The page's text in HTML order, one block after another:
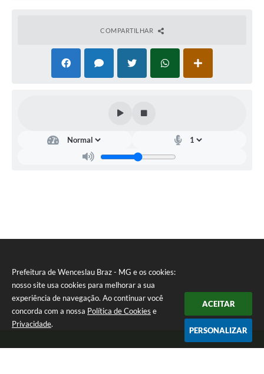
Prefeitura de Wenceslau Braz - MG e os cookies:
nosso site usa cookies para melhorar a sua
experiência de navegação. Ao continuar você
concorda com a nossa Política de Cookies e
Privacidade.
ACEITAR
PERSONALIZAR
COMPARTILHAR
Telefone: (35) 99971-1768